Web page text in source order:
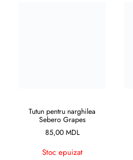
CITEȘTE MAI MULT
Tutun pentru narghilea
Sebero Grapes
85,00 MDL
Stoc epuizat